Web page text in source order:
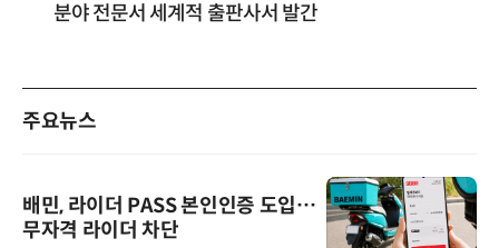
분야 전문서 세계적 출판사서 발간
주요뉴스
배민, 라이더 PASS 본인인증 도입…
무자격 라이더 차단